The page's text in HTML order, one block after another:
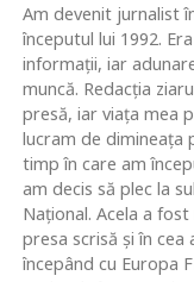
Am devenit jurnalist
începutul lui 1992.
informaţii, iar
muncă. Redacţia
presă, iar viaţa mea
lucram de dimineaţa
timp în care am
am decis să plec la
Naţional. Acela a
presa scrisă şi în
începând cu Europa